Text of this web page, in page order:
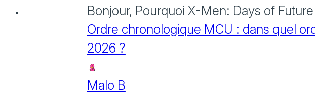
Bonjour, Pourquoi X-Men: Days of
Ordre chronologique MCU : dans quel
2026 ?
Malo B